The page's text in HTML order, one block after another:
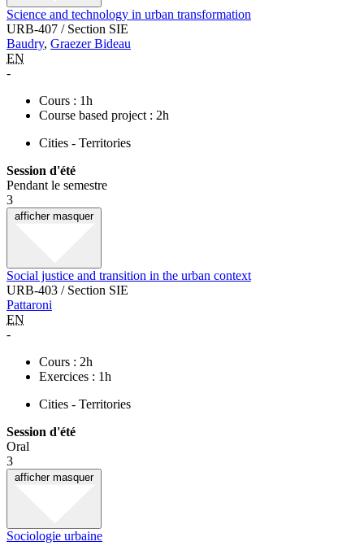
Science and technology in urban transformation
URB-407 / Section SIE
Baudry, Graezer Bideau
EN
-
Cours : 1h
Course based project : 2h
Cities - Territories
Session d'été
Pendant le semestre
3
afficher masquer
Social justice and transition in the urban context
URB-403 / Section SIE
Pattaroni
EN
-
Cours : 2h
Exercices : 1h
Cities - Territories
Session d'été
Oral
3
afficher masquer
Sociologie urbaine